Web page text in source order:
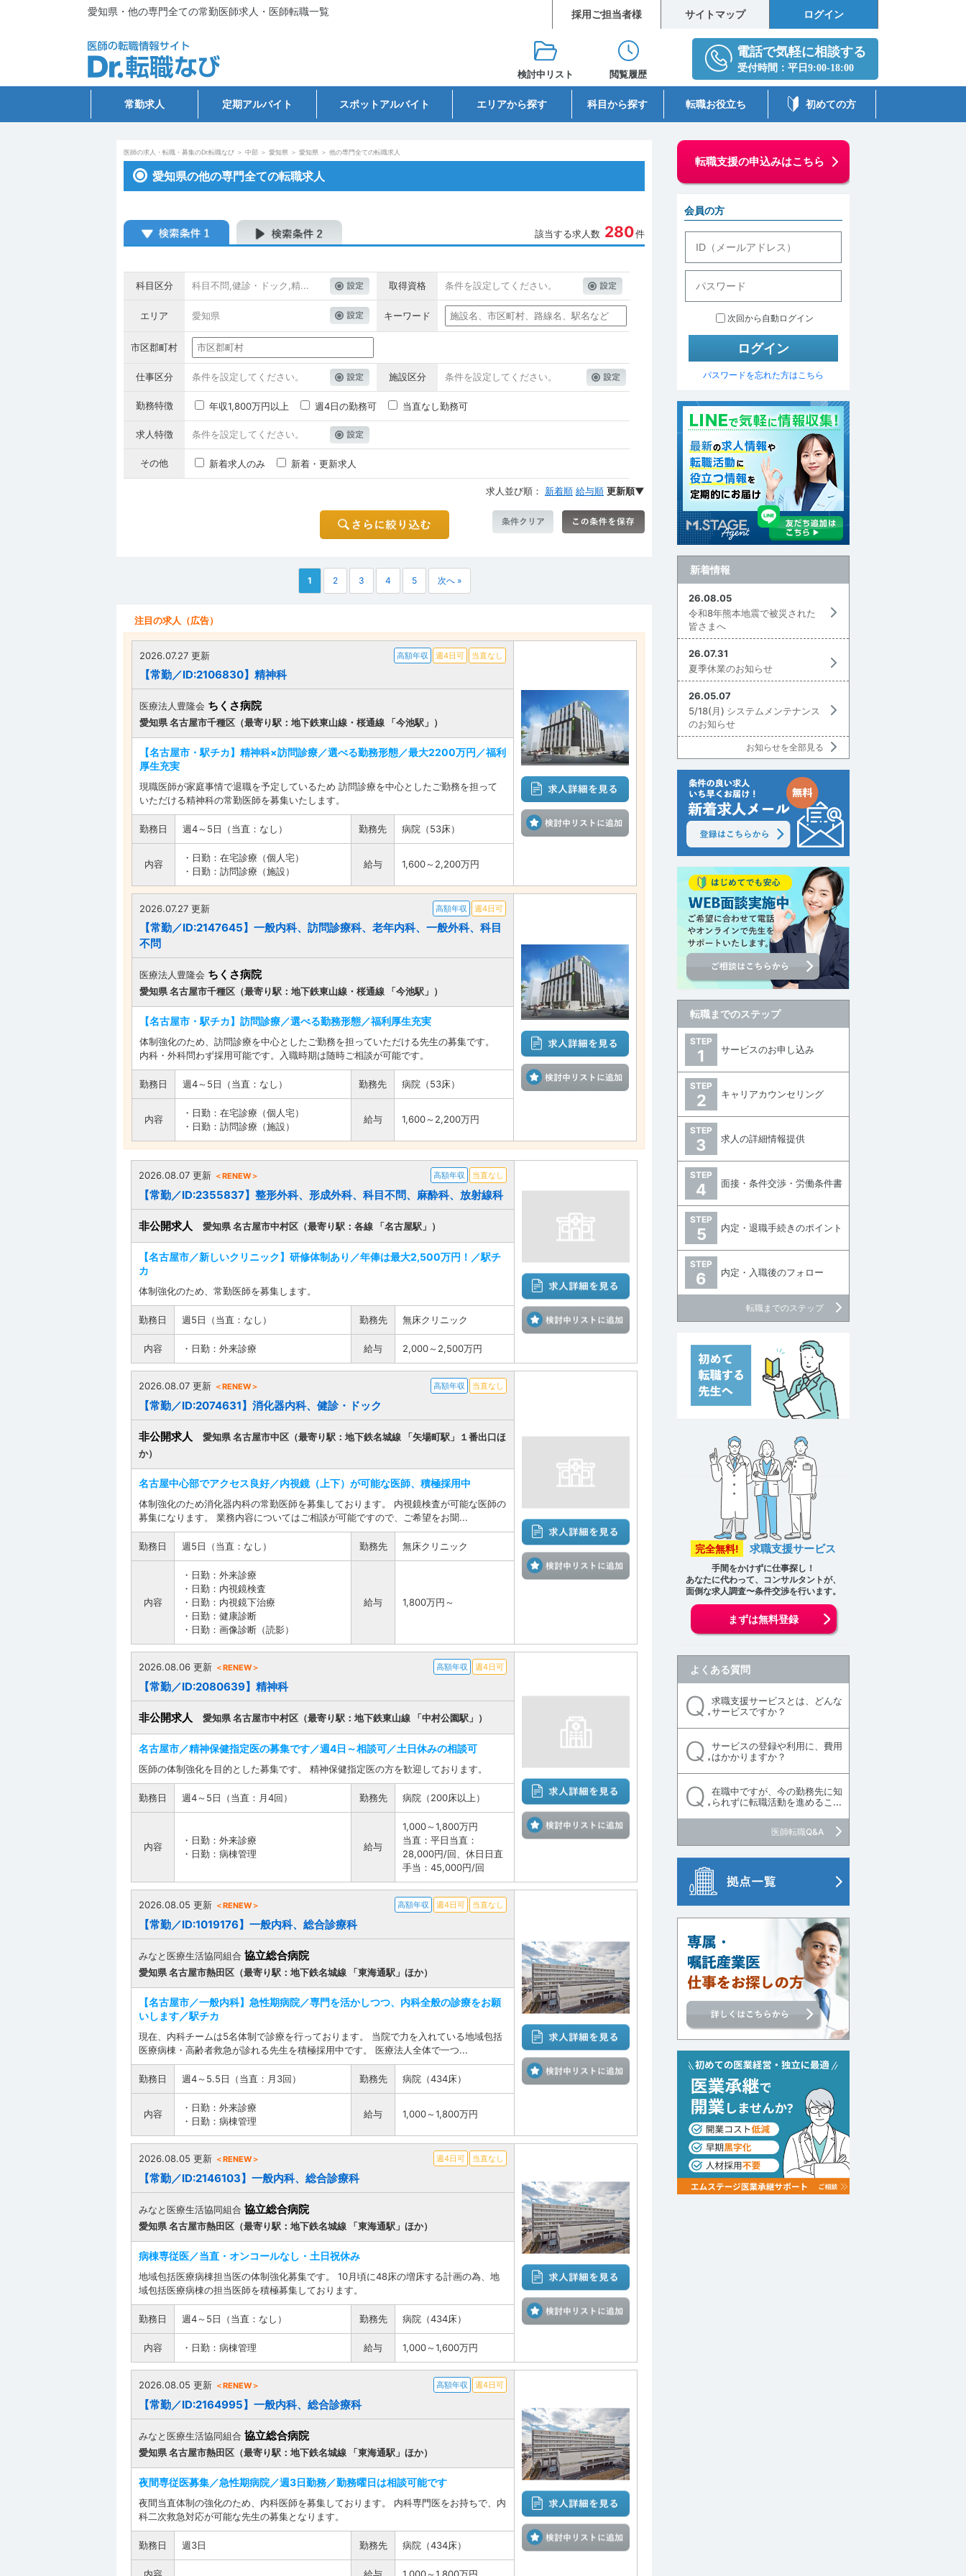
愛知県・他の専門全ての常勤医師求人・医師転職一覧 採用ご担当者様 サイトマップ ログイン
検討中リスト 閲覧履歴
常勤求人 定期アルバイト スポットアルバイト エリアから探す 科目から探す 転職お役立ち 初めての方
医師の求人・転職・募集のDr.転職なび ＞ 中部 ＞ 愛知県 ＞ 愛知県 ＞ 他の専門全ての転職求人
愛知県の他の専門全ての転職求人
該当する求人数 280件
科目区分 科目不問,健診・ドック,精... 取得資格 条件を設定してください。
エリア 愛知県 キーワード
市区郡町村
仕事区分 条件を設定してください。 施設区分 条件を設定してください。
勤務特徴 年収1,800万円以上 週4日の勤務可 当直なし勤務可
求人特徴 条件を設定してください。
その他 新着求人のみ 新着・更新求人
求人並び順： 新着順 給与順 更新順▼
1 2 3 4 5 次へ »
注目の求人（広告）
2026.07.27 更新 高額年収 週4日可 当直なし
【常勤／ID:2106830】精神科
検討中リストに追加
医療法人豊隆会 ちくさ病院
愛知県 名古屋市千種区（最寄り駅：地下鉄東山線・桜通線 「今池駅」）
【名古屋市・駅チカ】精神科×訪問診療／選べる勤務形態／最大2200万円／福利
厚生充実
現職医師が家庭事情で退職を予定しているため 訪問診療を中心としたご勤務を担って
いただける精神科の常勤医師を募集いたします。
勤務日 週4～5日（当直：なし） 勤務先 病院（53床）
内容
・日勤：在宅診療（個人宅）
・日勤：訪問診療（施設）
給与 1,600～2,200万円
2026.07.27 更新 高額年収 週4日可
【常勤／ID:2147645】一般内科、訪問診療科、老年内科、一般外科、科目
不問
検討中リストに追加
医療法人豊隆会 ちくさ病院
愛知県 名古屋市千種区（最寄り駅：地下鉄東山線・桜通線 「今池駅」）
【名古屋市・駅チカ】訪問診療／選べる勤務形態／福利厚生充実
体制強化のため、訪問診療を中心としたご勤務を担っていただける先生の募集です。
内科・外科問わず採用可能です。入職時期は随時ご相談が可能です。
勤務日 週4～5日（当直：なし） 勤務先 病院（53床）
内容
・日勤：在宅診療（個人宅）
・日勤：訪問診療（施設）
給与 1,600～2,200万円
2026.08.07 更新 ＜RENEW＞ 高額年収 当直なし
【常勤／ID:2355837】整形外科、形成外科、科目不問、麻酔科、放射線科
非公開求人 愛知県 名古屋市中村区（最寄り駅：各線 「名古屋駅」）
【名古屋市／新しいクリニック】研修体制あり／年俸は最大2,500万円！／駅チ
カ
体制強化のため、常勤医師を募集します。
勤務日 週5日（当直：なし） 勤務先 無床クリニック
内容 ・日勤：外来診療 給与 2,000～2,500万円
2026.08.07 更新 ＜RENEW＞ 高額年収 当直なし
【常勤／ID:2074631】消化器内科、健診・ドック
検討中リストに追加
非公開求人
愛知県 名古屋市中区（最寄り駅：地下鉄名城線 「矢場町駅」１番出口ほ
か）
名古屋中心部でアクセス良好／内視鏡（上下）が可能な医師、積極採用中
体制強化のため消化器内科の常勤医師を募集しております。 内視鏡検査が可能な医師の
募集になります。 業務内容についてはご相談が可能ですので、ご希望をお聞...
勤務日 週5日（当直：なし） 勤務先 無床クリニック
内容
・日勤：外来診療
・日勤：内視鏡検査
・日勤：内視鏡下治療
・日勤：健康診断
・日勤：画像診断（読影）
給与 1,800万円～
2026.08.06 更新 ＜RENEW＞ 高額年収 週4日可
【常勤／ID:2080639】精神科
検討中リストに追加
非公開求人 愛知県 名古屋市中村区（最寄り駅：地下鉄東山線 「中村公園駅」）
名古屋市／精神保健指定医の募集です／週4日～相談可／土日休みの相談可
医師の体制強化を目的とした募集です。 精神保健指定医の方を歓迎しております。
勤務日 週4～5日（当直：月4回） 勤務先 病院（200床以上）
内容
・日勤：外来診療
・日勤：病棟管理
給与
1,000～1,800万円
当直：平日当直：
28,000円/回、休日日直
手当：45,000円/回
2026.08.05 更新 ＜RENEW＞ 高額年収 週4日可 当直なし
【常勤／ID:1019176】一般内科、総合診療科
検討中リストに追加
みなと医療生活協同組合 協立総合病院
愛知県 名古屋市熱田区（最寄り駅：地下鉄名城線 「東海通駅」ほか）
【名古屋市／一般内科】急性期病院／専門を活かしつつ、内科全般の診療をお願
いします／駅チカ
現在、内科チームは5名体制で診療を行っております。 当院で力を入れている地域包括
医療病棟・高齢者救急が診れる先生を積極採用中です。 医療法人全体で一つ...
勤務日 週4～5.5日（当直：月3回） 勤務先 病院（434床）
内容
・日勤：外来診療
・日勤：病棟管理
給与 1,000～1,800万円
2026.08.05 更新 ＜RENEW＞ 週4日可 当直なし
【常勤／ID:2146103】一般内科、総合診療科
みなと医療生活協同組合 協立総合病院
愛知県 名古屋市熱田区（最寄り駅：地下鉄名城線 「東海通駅」ほか）
病棟専従医／当直・オンコールなし・土日祝休み
地域包括医療病棟担当医の体制強化募集です。 10月頃に48床の増床する計画の為、地
域包括医療病棟の担当医師を積極募集しております。
勤務日 週4～5日（当直：なし） 勤務先 病院（434床）
内容 ・日勤：病棟管理 給与 1,000～1,600万円
2026.08.05 更新 ＜RENEW＞ 高額年収 週4日可
【常勤／ID:2164995】一般内科、総合診療科
みなと医療生活協同組合 協立総合病院
愛知県 名古屋市熱田区（最寄り駅：地下鉄名城線 「東海通駅」ほか）
夜間専従医募集／急性期病院／週3日勤務／勤務曜日は相談可能です
夜間当直体制の強化のため、内科医師を募集しております。 内科専門医をお持ちで、内
科二次救急対応が可能な先生の募集となります。
勤務日 週3日 勤務先 病院（434床）
転職支援の申込みはこちら
会員の方
次回から自動ログイン
パスワードを忘れた方はこちら
新着情報
26.08.05
令和8年熊本地震で被災された
皆さまへ
26.07.31
夏季休業のお知らせ
26.05.07
5/18(月) システムメンテナンス
のお知らせ
お知らせを全部見る
転職までのステップ
STEP
1 サービスのお申し込み
STEP
2 キャリアカウンセリング
STEP
3 求人の詳細情報提供
STEP
4 面接・条件交渉・労働条件書
STEP
5 内定・退職手続きのポイント
STEP
6 内定・入職後のフォロー
転職までのステップ
完全無料! 求職支援サービス
手間をかけずに仕事探し！
あなたに代わって、コンサルタントが、
面倒な求人調査〜条件交渉を行います。
まずは無料登録
よくある質問
求職支援サービスとは、どんな
サービスですか？
サービスの登録や利用に、費用
はかかりますか？
在職中ですが、今の勤務先に知
られずに転職活動を進めるこ...
医師転職Q&A